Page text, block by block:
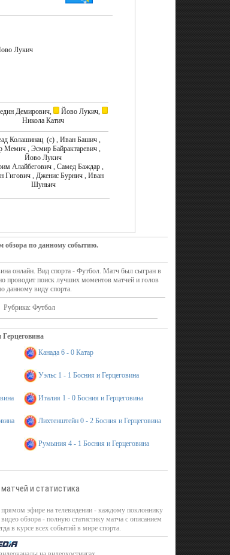
Лукич
Демирович,
Йово Лукич,
Никола Катич
Колашинац (c) , Иван Башич ,
Мемич , Эсмир Байрактаревич ,
Йово Лукич
Алайбегович , Самед Баждар ,
Гигович , Дженис Бурнич , Иван
Шуньич
обзора по данному событию.
онлайн. Вид спорта - Футбол. Матч был сыгран в
проводит поиск лучших моментов матчей и голов
данному виду спорта.
Рубрика: Футбол
Канада 6 - 0 Катар
Уэльс 1 - 1 Босния и Герцеговина
Италия 1 - 0 Босния и Герцеговина
Лихтенштейн 0 - 2 Босния и Герцеговина
Румыния 4 - 1 Босния и Герцеговина
и статистика
эфире на телевидении - каждому поклоннику
обзора - полную статистику матча с описанием
в курсе всех событий в мире спорта.